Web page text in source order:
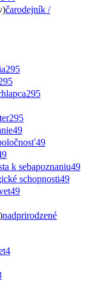
čarodejník /
295
295
295
49
49
k sebapoznaniu49
schopnosti49
49
nadprirodzené
4